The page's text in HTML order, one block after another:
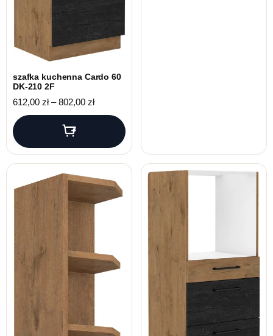
szafka kuchenna Cardo 60
DK-210 2F
612,00 zł – 802,00 złZakres cen: od 612,00 zł do 802,00 zł